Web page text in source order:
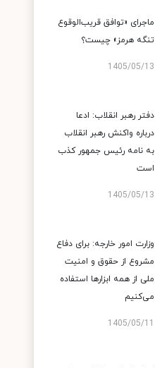
ماجرای «توافق قریب‌الوقوع
تنگه هرمز» چیست؟
1405/05/13
دفتر رهبر انقلاب: ادعا
درباره واکنش رهبر انقلاب
به نامه رئیس جمهور کذب
است
1405/05/13
وزارت امور خارجه: برای دفاع
مشروع از حقوق و امنیت
ملی از همه ابزارها استفاده
می‌کنیم
1405/05/11